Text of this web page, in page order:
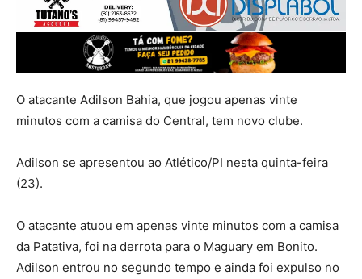
O atacante Adilson Bahia, que jogou apenas vinte
minutos com a camisa do Central, tem novo clube.
Adilson se apresentou ao Atlético/PI nesta quinta-feira
(23).
O atacante atuou em apenas vinte minutos com a camisa
da Patativa, foi na derrota para o Maguary em Bonito.
Adilson entrou no segundo tempo e ainda foi expulso no